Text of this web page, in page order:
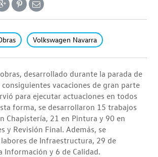
Volkswagen Navarra
desarrollado durante la parada de
vacaciones de gran parte
para ejecutar actuaciones en todos
forma, se desarrollaron 15 trabajos
Chapistería, 21 en Pintura y 90 en
y Revisión Final. Además, se
de Infraestructura, 29 de
Información y 6 de Calidad.